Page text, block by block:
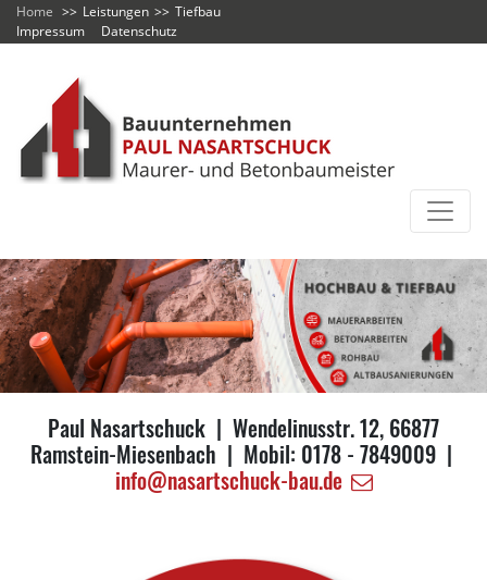
Home Leistungen
Tiefbau
Impressum
Datenschutz
Paul Nasartschuck | Wendelinusstr. 12, 66877
Ramstein-Miesenbach | Mobil: 0178 - 7849009 |
info@nasartschuck-bau.de